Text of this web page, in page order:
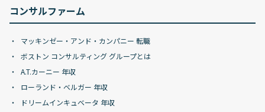
コンサルファーム
マッキンゼー・アンド・カンパニー 転職
ボストン コンサルティング グループとは
A.T.カーニー 年収
ローランド・ベルガー 年収
ドリームインキュベータ 年収